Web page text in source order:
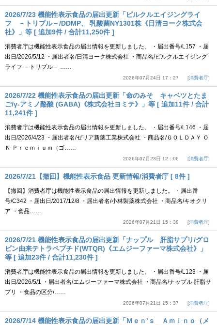
2026/7/23 機能性表示食品の届出更新「ピルクルエイジングライ
フ －トリプル－/DDMP、 乳酸菌NY1301株《日清ヨーク株式会
社》」等 [ 追加9件 / 合計11,250件 ]
消費者庁は機能性表示食品の届出情報を更新しました。 ・届出番号/L157 ・届
出日/2026/5/12 ・届出者名/日清ヨーク株式会社 ・商品名/ピルクルエイジング
ライフ －トリプル－ ……
2026年07月24日 17：27 消費者庁
2026/7/22 機能性表示食品の届出更新「命のみそ キャベツとたま
ご/γ-アミノ酪酸 (GABA)《株式会社ヨミテ》」等 [ 追加11件 / 合計
11,241件 ]
消費者庁は機能性表示食品の届出情報を更新しました。 ・届出番号/L146 ・届
出日/2026/4/23 ・届出者名/ゼリア新薬工業株式会社 ・商品名/ＧＯＬＤＡＹ Ｏ
Ｎ Ｐｒｅｍｉｕｍ（ゴ……
2026年07月23日 12：06 消費者庁
2026/7/21【撤回】機能性表示食品 更新情報/消費者庁 [ 8件 ]
【撤回】消費者庁は機能性表示食品の届出情報を更新しました。 ・届出番
号/C342 ・届出日/2017/12/8 ・届出者名/小林製薬株式会社 ・商品名/キオクリ
ア ・食品……
2026年07月21日 15：38 消費者庁
2026/7/21 機能性表示食品の届出更新「ナップル 肝脂サプリ/グロ
ビン由来テトラペプチド(WTQR)《エムジーファーマ株式会社》」
等 [ 追加23件 / 合計11,230件 ]
消費者庁は機能性表示食品の届出情報を更新しました。 ・届出番号/L123 ・届
出日/2026/5/1 ・届出者名/エムジーファーマ株式会社 ・商品名/ナップル 肝脂サ
プリ ・食品の区分/……
2026年07月21日 15：37 消費者庁
2026/7/14 機能性表示食品の届出更新「Ｍｅｎ’ｓ Ａｍｉｎｏ（メ